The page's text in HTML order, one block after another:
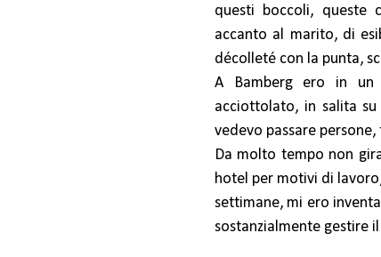
questi boccoli, queste
accanto al marito, di
décolleté con la punta,
A Bamberg ero in un
acciottolato, in salita
vedevo passare
Da molto tempo non
hotel per motivi di
settimane, mi ero
sostanzialmente gestire